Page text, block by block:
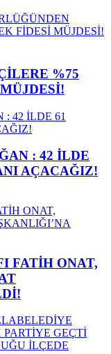
%75
: 42 İLDE
AÇACAĞIZ!
FATİH ONAT,